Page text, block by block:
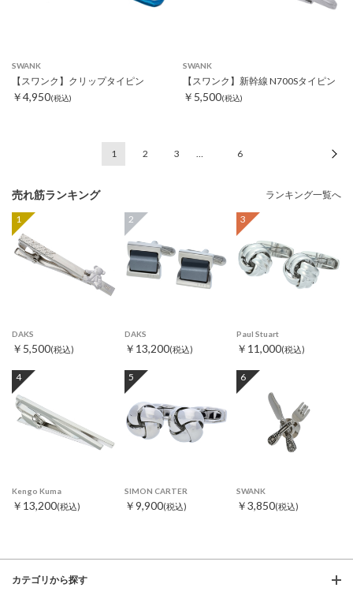
SWANK
【スワンク】クリップタイピン
￥4,950(税込)
SWANK
【スワンク】新幹線 N700Sタイピン
￥5,500(税込)
1 2 3 … 6
売れ筋ランキング ランキング一覧へ
1
DAKS
￥5,500(税込)
2
DAKS
￥13,200(税込)
3
Paul Stuart
￥11,000(税込)
4
Kengo Kuma
￥13,200(税込)
5
SIMON CARTER
￥9,900(税込)
6
SWANK
￥3,850(税込)
カテゴリから探す